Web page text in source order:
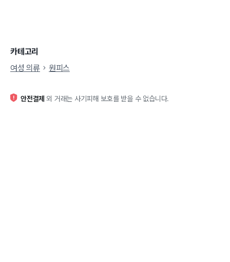
카테고리
여성 의류
원피스
안전결제 외 거래는 사기피해 보호를 받을 수 없습니다.